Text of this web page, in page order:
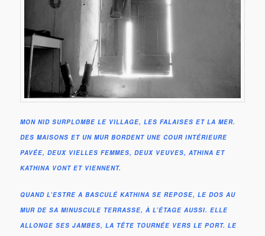
MON NID SURPLOMBE LE VILLAGE, LES FALAISES ET LA MER.
DES MAISONS ET UN MUR BORDENT UNE COUR INTÉRIEURE
PAVÉE, DEUX VIELLES FEMMES, DEUX VEUVES, ATHINA ET
KATHINA VONT ET VIENNENT.
QUAND L’ESTRE A BASCULÉ KATHINA SE REPOSE, LE DOS AU
MUR DE SA MINUSCULE TERRASSE, À L’ÉTAGE AUSSI. ELLE
ALLONGE SES JAMBES, LA TÊTE TOURNÉE VERS LE PORT. LE